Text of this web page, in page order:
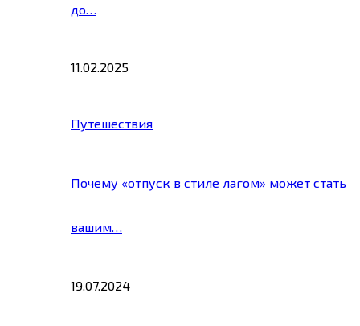
до…
11.02.2025
Путешествия
Почему «отпуск в стиле лагом» может стать
вашим…
19.07.2024